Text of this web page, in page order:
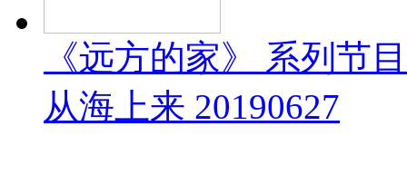
《远方的家》 系列
从海上来 20190627